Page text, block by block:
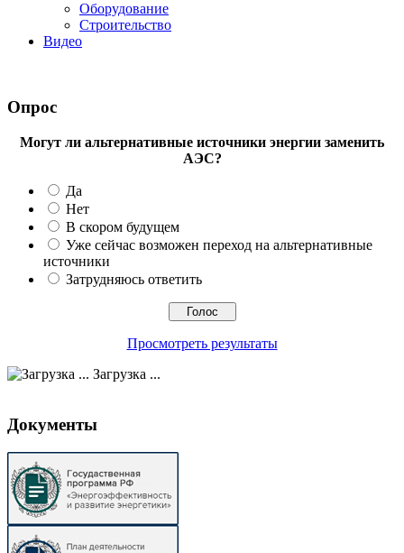
Оборудование
Строительство
Видео
Опрос
Могут ли альтернативные источники энергии заменить
АЭС?
Да
Нет
В скором будущем
Уже сейчас возможен переход на альтернативные
источники
Затрудняюсь ответить
Просмотреть результаты
Загрузка ...
Документы